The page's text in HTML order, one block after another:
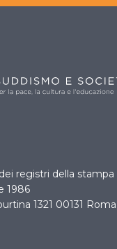
registri della
1986
1321 00131 Roma